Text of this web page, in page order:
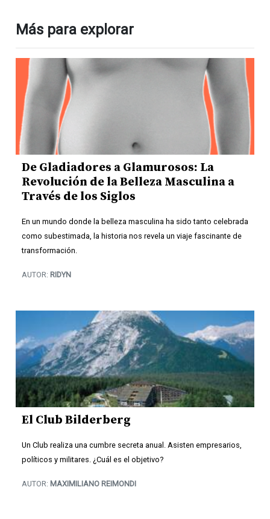
Más para explorar
De Gladiadores a Glamurosos: La
Revolución de la Belleza Masculina a
Través de los Siglos
En un mundo donde la belleza masculina ha sido tanto celebrada
como subestimada, la historia nos revela un viaje fascinante de
transformación.
AUTOR: RIDYN
El Club Bilderberg
Un Club realiza una cumbre secreta anual. Asisten empresarios,
políticos y militares. ¿Cuál es el objetivo?
AUTOR: MAXIMILIANO REIMONDI